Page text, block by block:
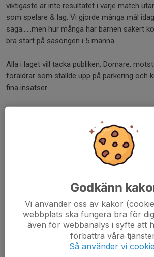
viktigaste är inte resultatet i varje match
som spelare & lag. Vi gjorde många mål
säga......men hur många har barnen säkert
bra start på säsongen i 5 manna.
Alla i laget vill tacka publiken, Domare,
föräldrar som ställde upp på parkering och
fina insatser.
idag och till Algot, Nikki och Didrik som fick
deras insatser i matcher idag. 👏
Nästa sammandrag är om 2 veckor borta i
Kommentarer
Carina Grennberger
17 maj, 16:24
Godkänn
Vi använder oss av kakor
webbplats ska fungera bra för
även för webbanalys i syfte att
förbättra våra
Så använder vi